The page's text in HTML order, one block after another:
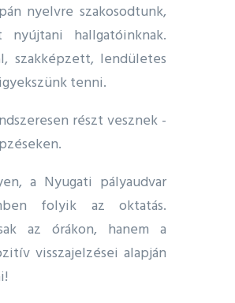
nyelvre szakosodtunk,
hallgatóinknak.
szakképzett, lendületes
tenni.
részt vesznek -
a Nyugati pályaudvar
folyik az oktatás.
az órákon, hanem a
visszajelzései alapján